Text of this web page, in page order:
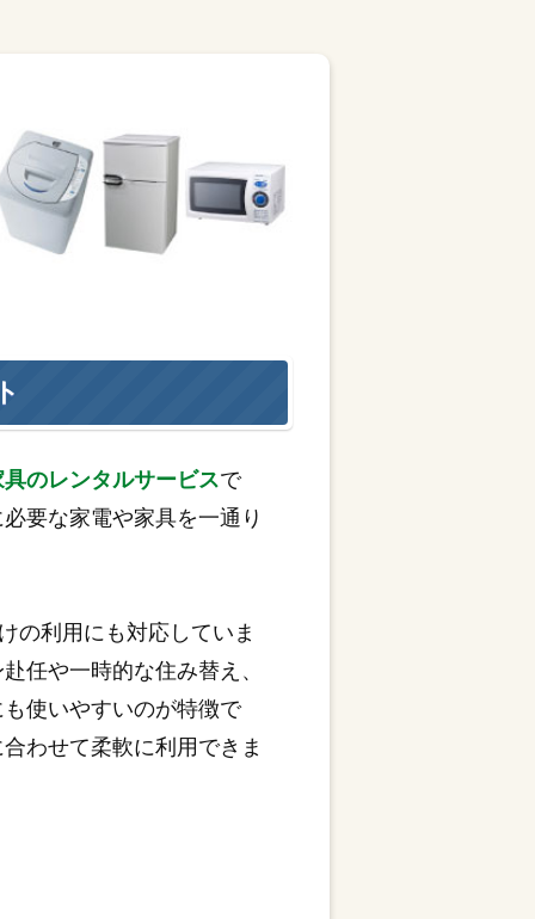
のレンタルサービスで
要な家電や家具を一通り
の利用にも対応していま
任や一時的な住み替え、
使いやすいのが特徴で
わせて柔軟に利用できま